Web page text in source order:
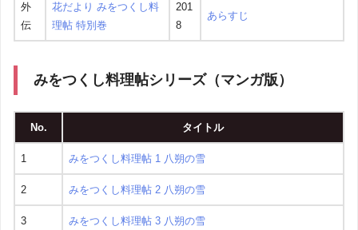
外
伝
花だより みをつくし料
理帖 特別巻
201
8
あらすじ
みをつくし料理帖シリーズ（マンガ版）
No. タイトル
1 みをつくし料理帖 1 八朔の雪
2 みをつくし料理帖 2 八朔の雪
3 みをつくし料理帖 3 八朔の雪